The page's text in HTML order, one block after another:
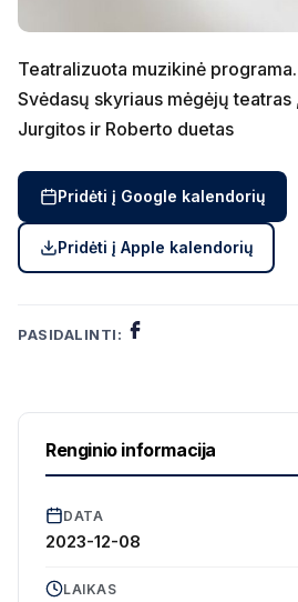
Teatralizuota muzikinė
Svėdasų skyriaus mėgėjų teatras
Jurgitos ir Roberto duetas
Pridėti į Google kalendorių
Pridėti į Apple kalendorių
PASIDALINTI:
Renginio informacija
DATA
2023-12-08
LAIKAS